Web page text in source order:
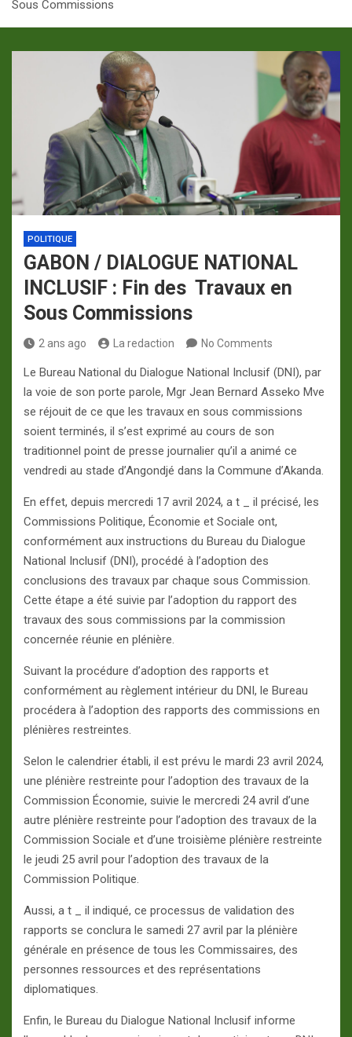
Sous Commissions
POLITIQUE
GABON / DIALOGUE NATIONAL
INCLUSIF : Fin des Travaux en
Sous Commissions
2 ans ago La redaction No Comments
Le Bureau National du Dialogue National Inclusif (DNI), par
la voie de son porte parole, Mgr Jean Bernard Asseko Mve
se réjouit de ce que les travaux en sous commissions
soient terminés, il s’est exprimé au cours de son
traditionnel point de presse journalier qu’il a animé ce
vendredi au stade d’Angondjé dans la Commune d’Akanda.
En effet, depuis mercredi 17 avril 2024, a t _ il précisé, les
Commissions Politique, Économie et Sociale ont,
conformément aux instructions du Bureau du Dialogue
National Inclusif (DNI), procédé à l’adoption des
conclusions des travaux par chaque sous Commission.
Cette étape a été suivie par l’adoption du rapport des
travaux des sous commissions par la commission
concernée réunie en plénière.
Suivant la procédure d’adoption des rapports et
conformément au règlement intérieur du DNI, le Bureau
procédera à l’adoption des rapports des commissions en
plénières restreintes.
Selon le calendrier établi, il est prévu le mardi 23 avril 2024,
une plénière restreinte pour l’adoption des travaux de la
Commission Économie, suivie le mercredi 24 avril d’une
autre plénière restreinte pour l’adoption des travaux de la
Commission Sociale et d’une troisième plénière restreinte
le jeudi 25 avril pour l’adoption des travaux de la
Commission Politique.
Aussi, a t _ il indiqué, ce processus de validation des
rapports se conclura le samedi 27 avril par la plénière
générale en présence de tous les Commissaires, des
personnes ressources et des représentations
diplomatiques.
Enfin, le Bureau du Dialogue National Inclusif informe
p